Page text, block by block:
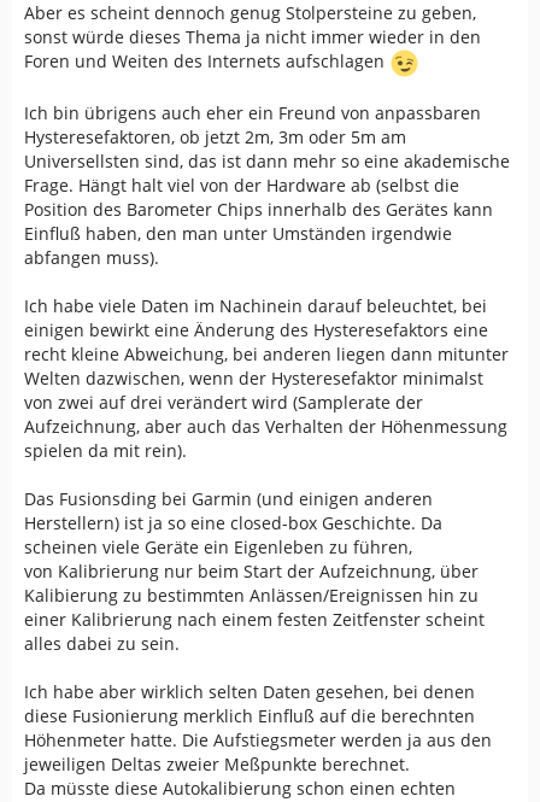
Probleme gibt es eigentlich immer nur bei
Aufzeichnungen, die keine nennenswerten Höhenmeter
gemacht haben, die Leute aber trotzdem einen möglichst
akkuraten Wert erwarten. Klappt natürlich nicht und
jeder ist enttäuscht.
Wir hatten z.B. noch nie die Diskussion, dass sich jemand
über 50Hm Differenz bei einer 1200Hm Tour beschwert
hat. Wohl aber bei 50Hm wenn es nur ein paar hundert
Höhenmeter waren. Klar relativ ist das mehr. Aufgrund
des Mess- und Auswerteverfahrens aber erwartbar und
erklärbar.
Der einzige ärgerliche Fehler entsteht wenn
zwischendurch nach schlechtem Empfang bei Garmin die
Fusion von der barometrischen Höhe und der GPS Höhe
auseinander läuft und sich ab diesem Punkt ein
deutlicher Offset entsteht. Das sind die Runden die mit
einer Differenz von etlichen Metern zwischen Start- und
Endpunkt enden. Aber auch das muss man einfach
hinnehmen. Die verwendete Technologie gibt nicht mehr
her.
Wer glaubt dass deshalb nur die barometrische Höhe
besser ist der irrt. Ich bin etliche Touren mit dem
Aventura und dem GPSMap zugleich gegangen. Das
barometrische Höhe. Garmin macht sein Fusionsding.
Mal war die Aufzeichnung des einen Gerätes stimmiger
als die des anderen und umgekehrt. Da gibt es kein
Schwarz und Weiß.
Aber es scheint dennoch genug Stolpersteine zu geben,
sonst würde dieses Thema ja nicht immer wieder in den
Foren und Weiten des Internets aufschlagen
Ich bin übrigens auch eher ein Freund von anpassbaren
Hysteresefaktoren, ob jetzt 2m, 3m oder 5m am
Universellsten sind, das ist dann mehr so eine akademische
Frage. Hängt halt viel von der Hardware ab (selbst die
Position des Barometer Chips innerhalb des Gerätes kann
Einfluß haben, den man unter Umständen irgendwie
abfangen muss).
Ich habe viele Daten im Nachinein darauf beleuchtet, bei
einigen bewirkt eine Änderung des Hysteresefaktors eine
recht kleine Abweichung, bei anderen liegen dann mitunter
Welten dazwischen, wenn der Hysteresefaktor minimalst
von zwei auf drei verändert wird (Samplerate der
Aufzeichnung, aber auch das Verhalten der Höhenmessung
spielen da mit rein).
Das Fusionsding bei Garmin (und einigen anderen
Herstellern) ist ja so eine closed-box Geschichte. Da
scheinen viele Geräte ein Eigenleben zu führen,
von Kalibrierung nur beim Start der Aufzeichnung, über
Kalibierung zu bestimmten Anlässen/Ereignissen hin zu
einer Kalibrierung nach einem festen Zeitfenster scheint
alles dabei zu sein.
Ich habe aber wirklich selten Daten gesehen, bei denen
diese Fusionierung merklich Einfluß auf die berechnten
Höhenmeter hatte. Die Aufstiegsmeter werden ja aus den
jeweiligen Deltas zweier Meßpunkte berechnet.
Da müsste diese Autokalibierung schon einen echten